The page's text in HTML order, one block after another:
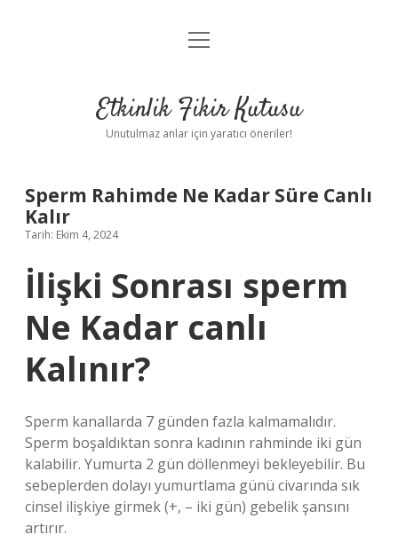
Anasayfa
Yasal Uyarı
menüyü
Etkinlik Fikir Kutusu
Unutulmaz anlar için yaratıcı öneriler!
Sperm Rahimde Ne Kadar Süre Canlı
Kalır
Tarih: Ekim 4, 2024
İlişki Sonrası sperm
Ne Kadar canlı
Kalınır?
Sperm kanallarda 7 günden fazla kalmamalıdır.
Sperm boşaldıktan sonra kadının rahminde iki gün
kalabilir. Yumurta 2 gün döllenmeyi bekleyebilir. Bu
sebeplerden dolayı yumurtlama günü civarında sık
cinsel ilişkiye girmek (+, – iki gün) gebelik şansını
artırır.